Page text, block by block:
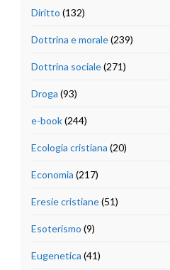
Diritto (132)
Dottrina e morale(239)
Dottrina sociale(271)
Droga (93)
e-book(244)
Ecologia cristiana (20)
Economia (217)
Eresie cristiane(51)
Esoterismo (9)
Eugenetica (41)